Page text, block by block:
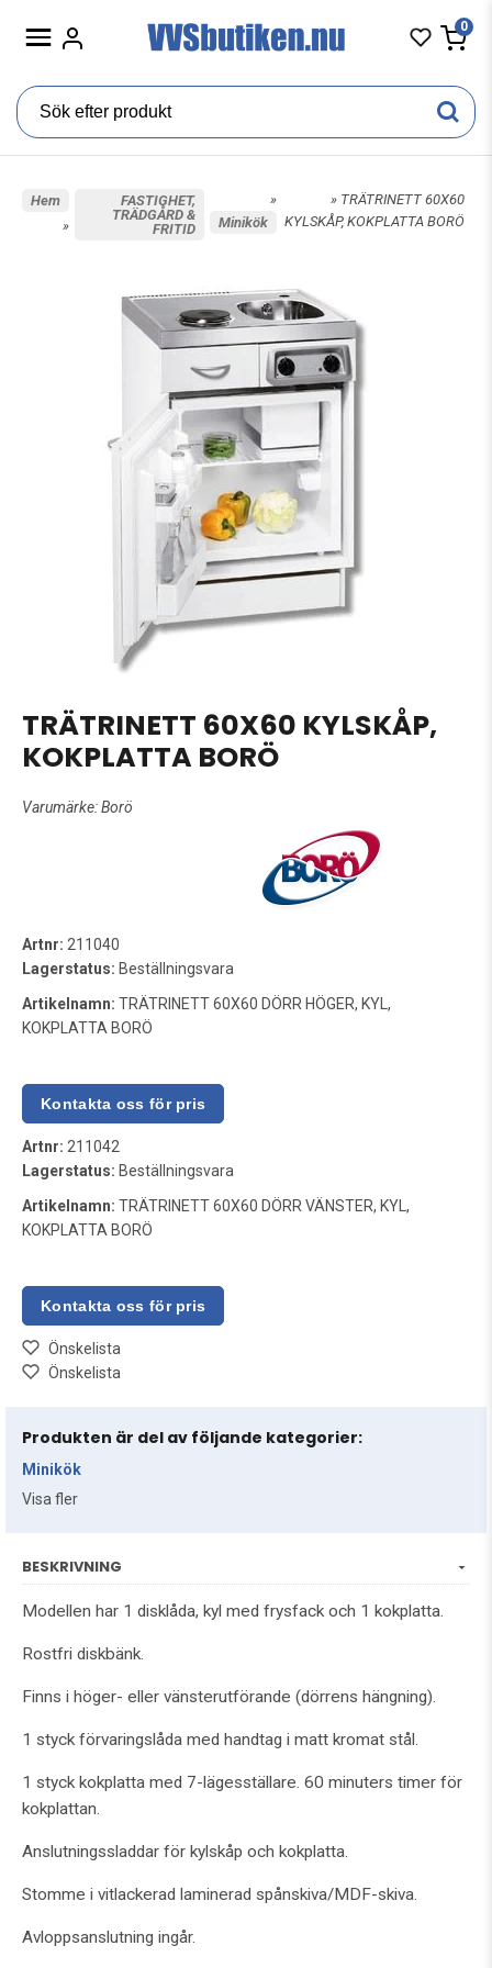
0
Hem
»
FASTIGHET,
TRÄDGÅRD &
FRITID
»
Minikök
» TRÄTRINETT 60X60
KYLSKÅP, KOKPLATTA BORÖ
TRÄTRINETT 60X60 KYLSKÅP,
KOKPLATTA BORÖ
Varumärke:Borö
Artnr: 211040
Lagerstatus: Beställningsvara
Artikelnamn: TRÄTRINETT 60X60 DÖRR HÖGER, KYL,
KOKPLATTA BORÖ
Artnr: 211042
Lagerstatus: Beställningsvara
Artikelnamn: TRÄTRINETT 60X60 DÖRR VÄNSTER, KYL,
KOKPLATTA BORÖ
Önskelista
Önskelista
Produkten är del av följande kategorier:
Minikök
Visa fler
BESKRIVNING
Modellen har 1 disklåda, kyl med frysfack och 1 kokplatta.
Rostfri diskbänk.
Finns i höger- eller vänsterutförande (dörrens hängning).
1 styck förvaringslåda med handtag i matt kromat stål.
1 styck kokplatta med 7-lägesställare. 60 minuters timer för
kokplattan.
Anslutningssladdar för kylskåp och kokplatta.
Stomme i vitlackerad laminerad spånskiva/MDF-skiva.
Avloppsanslutning ingår.